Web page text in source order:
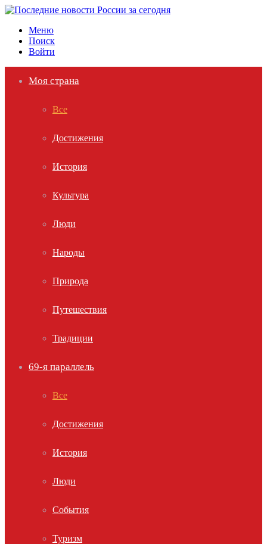
Меню
Поиск
Войти
Моя страна
Все
Достижения
История
Культура
Люди
Народы
Природа
Путешествия
Традиции
69-я параллель
Все
Достижения
История
Люди
События
Туризм